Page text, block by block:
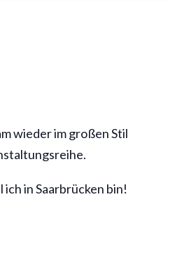
wieder im großen Stil
in Saarbrücken bin!